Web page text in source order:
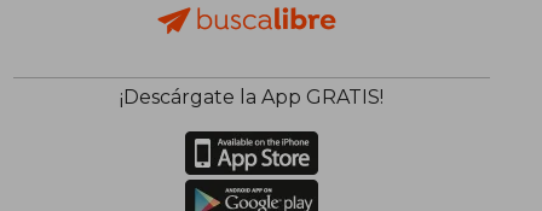
¡Descárgate la App GRATIS!